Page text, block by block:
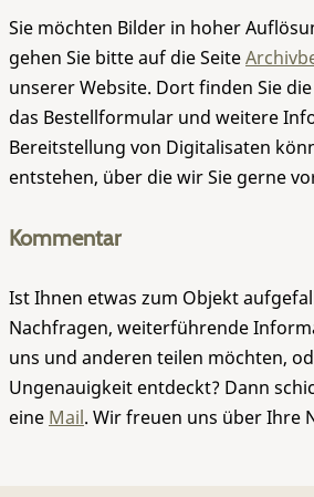
Sie möchten Bilder in hoher
gehen Sie bitte auf die Seite
unserer Website. Dort finden Sie
das Bestellformular und weitere
Bereitstellung von Digitalisaten
entstehen, über die wir Sie gerne
Kommentar
Ist Ihnen etwas zum Objekt
Nachfragen, weiterführende
uns und anderen teilen möchten,
Ungenauigkeit entdeckt? Dann
eine Mail. Wir freuen uns über Ihre